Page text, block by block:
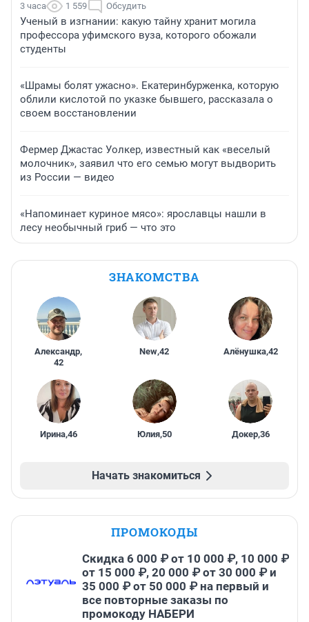
3 часа 1 559 Обсудить
Ученый в изгнании: какую тайну хранит могила
профессора уфимского вуза, которого обожали
студенты
«Шрамы болят ужасно». Екатеринбурженка, которую
облили кислотой по указке бывшего, рассказала о
своем восстановлении
Фермер Джастас Уолкер, известный как «веселый
молочник», заявил что его семью могут выдворить
из России — видео
«Напоминает куриное мясо»: ярославцы нашли в
лесу необычный гриб — что это
ЗНАКОМСТВА
Александр,
42
New,42 Алёнушка,42
Ирина,46 Юлия,50 Докер,36
Начать знакомиться
ПРОМОКОДЫ
Скидка 6 000 ₽ от 10 000 ₽, 10 000 ₽
от 15 000 ₽, 20 000 ₽ от 30 000 ₽ и
35 000 ₽ от 50 000 ₽ на первый и
все повторные заказы по
промокоду НАБЕРИ